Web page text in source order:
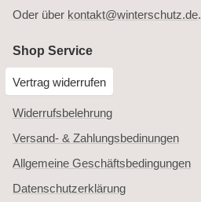
Oder über kontakt@winterschutz.de.
Shop Service
Vertrag widerrufen
Widerrufsbelehrung
Versand- & Zahlungsbedinungen
Allgemeine Geschäftsbedingungen
Datenschutzerklärung